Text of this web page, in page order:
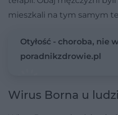
mieszkali na tym samym
Otyłość - choroba, nie
poradnikzdrowie.pl
Wirus Borna u